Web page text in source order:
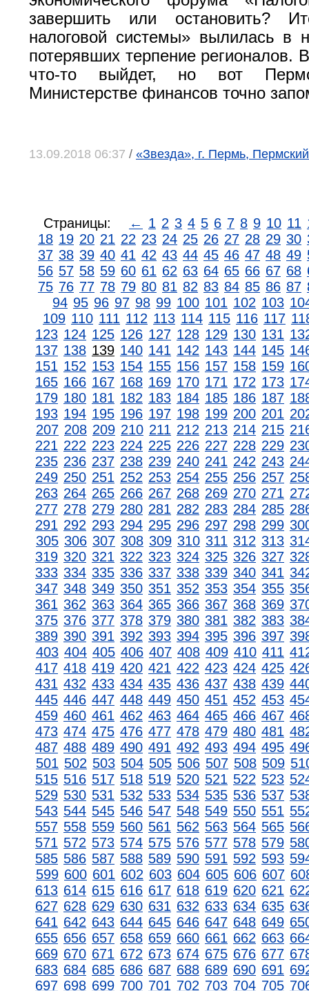
завершить или остановить?
налоговой системы» вылилась в
потерявших терпение регионалов.
что-то выйдет, но вот
Министерстве финансов точно
13.09.2018 06:37 / «Звезда», г. Пермь,
Страницы: ← 1 2 3 4 5 6 7 8 9 10 11
18 19 20 21 22 23 24 25 26 27 28 29 30
37 38 39 40 41 42 43 44 45 46 47 48 49
56 57 58 59 60 61 62 63 64 65 66 67 68
75 76 77 78 79 80 81 82 83 84 85 86 87
94 95 96 97 98 99 100 101 102 103
109 110 111 112 113 114 115 116 117
123 124 125 126 127 128 129 130 131
137 138 139 140 141 142 143 144 145
151 152 153 154 155 156 157 158 159
165 166 167 168 169 170 171 172 173
179 180 181 182 183 184 185 186 187
193 194 195 196 197 198 199 200 201
207 208 209 210 211 212 213 214 215
221 222 223 224 225 226 227 228 229
235 236 237 238 239 240 241 242 243
249 250 251 252 253 254 255 256 257
263 264 265 266 267 268 269 270 271
277 278 279 280 281 282 283 284 285
291 292 293 294 295 296 297 298 299
305 306 307 308 309 310 311 312 313
319 320 321 322 323 324 325 326 327
333 334 335 336 337 338 339 340 341
347 348 349 350 351 352 353 354 355
361 362 363 364 365 366 367 368 369
375 376 377 378 379 380 381 382 383
389 390 391 392 393 394 395 396 397
403 404 405 406 407 408 409 410 411
417 418 419 420 421 422 423 424 425
431 432 433 434 435 436 437 438 439
445 446 447 448 449 450 451 452 453
459 460 461 462 463 464 465 466 467
473 474 475 476 477 478 479 480 481
487 488 489 490 491 492 493 494 495
501 502 503 504 505 506 507 508 509
515 516 517 518 519 520 521 522 523
529 530 531 532 533 534 535 536 537
543 544 545 546 547 548 549 550 551
557 558 559 560 561 562 563 564 565
571 572 573 574 575 576 577 578 579
585 586 587 588 589 590 591 592 593
599 600 601 602 603 604 605 606 607
613 614 615 616 617 618 619 620 621
627 628 629 630 631 632 633 634 635
641 642 643 644 645 646 647 648 649
655 656 657 658 659 660 661 662 663
669 670 671 672 673 674 675 676 677
683 684 685 686 687 688 689 690 691
697 698 699 700 701 702 703 704 705